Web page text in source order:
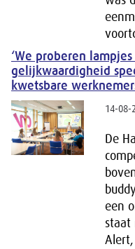
‘We proberen
gelijkwaardigheid
kwetsbare
14-08-
De
een
staat
Alert,